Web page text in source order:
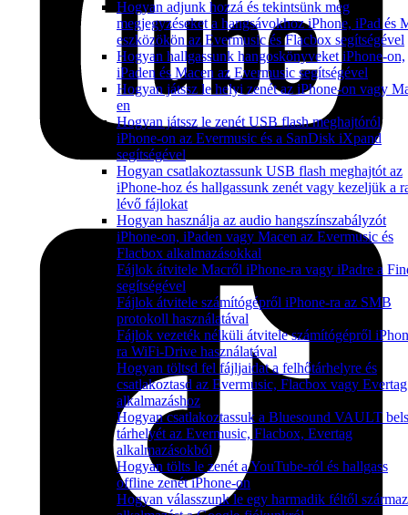
Hogyan adjunk hozzá és tekintsünk meg
megjegyzéseket a hangsávokhoz iPhone, iPad és
eszközökön az Evermusic és Flacbox segítségével
Hogyan hallgassunk hangoskönyveket iPhone-on,
iPaden és Macen az Evermusic segítségével
Hogyan játssz le helyi zenét az iPhone-on vagy
en
Hogyan játssz le zenét USB flash meghajtóról
iPhone-on az Evermusic és a SanDisk iXpand
segítségével
Hogyan csatlakoztassunk USB flash meghajtót az
iPhone-hoz és hallgassunk zenét vagy kezeljük a
lévő fájlokat
Hogyan használja az audio hangszínszabályzót
iPhone-on, iPaden vagy Macen az Evermusic és
Flacbox alkalmazásokkal
Fájlok átvitele Macről iPhone-ra vagy iPadre a
segítségével
Fájlok átvitele számítógépről iPhone-ra az SMB
protokoll használatával
Fájlok vezeték nélküli átvitele számítógépről
ra WiFi-Drive használatával
Hogyan töltsd fel fájljaidat a felhőtárhelyre és
csatlakoztasd az Evermusic, Flacbox vagy Evertag
alkalmazáshoz
Hogyan csatlakoztassuk a Bluesound VAULT
tárhelyét az Evermusic, Flacbox, Evertag
alkalmazásokból
Hogyan tölts le zenét a YouTube-ról és hallgass
offline zenét iPhone-on
Hogyan válasszunk le egy harmadik féltől